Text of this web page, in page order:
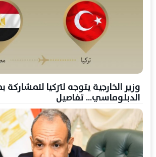
وزير الخارجية يتوجه لتركيا للمشاركة
الدبلوماسي... تفاصيل